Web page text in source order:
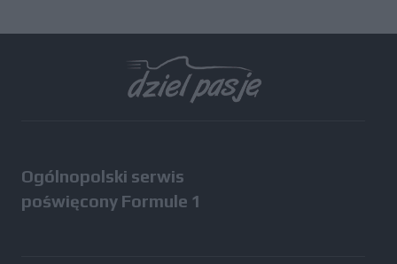
Ogólnopolski serwis
poświęcony Formule 1